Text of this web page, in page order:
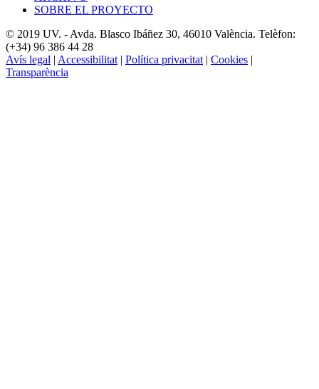
SOBRE EL PROYECTO
© 2019 UV. - Avda. Blasco Ibáñez 30, 46010 València. Telèfon:
(+34) 96 386 44 28
Avís legal | Accessibilitat | Política privacitat | Cookies |
Transparència